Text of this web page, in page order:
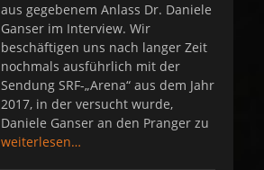
aus gegebenem Anlass Dr. Daniele
Ganser im Interview. Wir
beschäftigen uns nach langer Zeit
nochmals ausführlich mit der
Sendung SRF-„Arena“ aus dem Jahr
2017, in der versucht wurde,
Daniele Ganser an den Pranger zu
weiterlesen…